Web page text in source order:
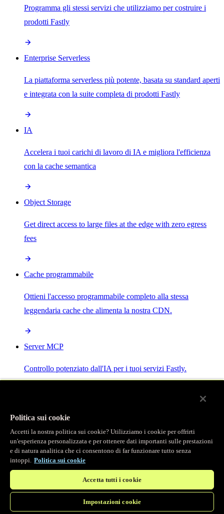
Programma gli stessi servizi che utilizziamo per costruire i
prodotti Fastly
Enterprise Serverless
La piattaforma serverless più potente, basata su standard aperti
e integrata con la suite completa di prodotti Fastly
IA
Accelera i tuoi carichi di lavoro di IA e migliora l'efficienza
con la cache semantica
Object Storage
Get direct access to large files at the edge with zero egress
fees
Cache programmabile
Ottieni l'accesso programmabile completo alla stessa
leggendaria cache che alimenta la nostra CDN.
Server MCP
Controllo potenziato dall'IA per i tuoi servizi Fastly.
Main menu
/ Prodotti
Osservabilità
Logging in tempo reale
Politica sui cookie
Accetti la nostra politica sui cookie? Utilizziamo i cookie per offrirti
un'esperienza personalizzata e per ottenere dati importanti sulle prestazioni
e di natura analitica che ci consentono di far funzionare tutto senza
intoppi. Politica sui cookie
Accetta tutti i cookie
Impostazioni cookie